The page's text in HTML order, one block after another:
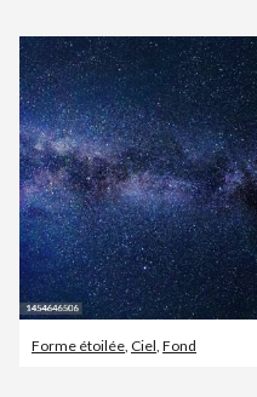
Forme étoilée, Ciel, Fond